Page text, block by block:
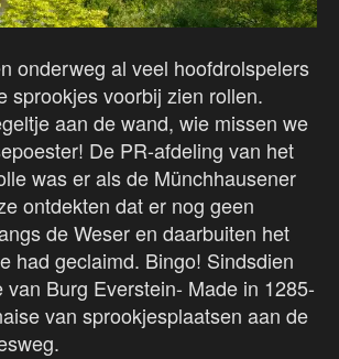
onderweg al veel hoofdrolspelers
sprookjes voorbij zien rollen.
aan de wand, wie missen we
De PR-afdeling van het
was er als de Münchhausener
ontdekten dat er nog geen
de Weser en daarbuiten het
had geclaimd. Bingo! Sindsdien
Burg Everstein- Made in 1285-
van sprookjesplaatsen aan de